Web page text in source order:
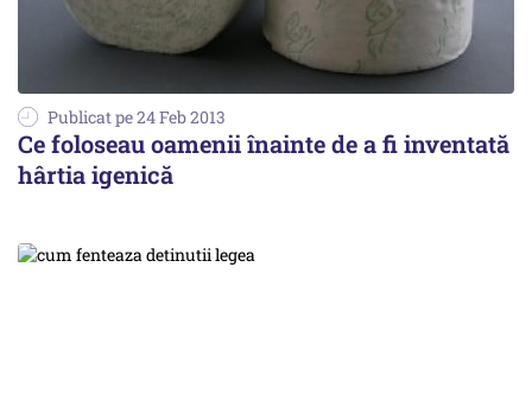
Publicat pe 24 Feb 2013
Ce foloseau oamenii înainte de a fi inventată
hârtia igenică